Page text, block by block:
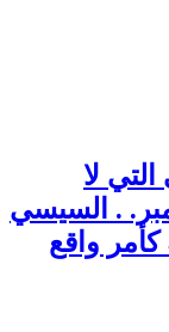
لا
28 ديسمبر. . السيسي
كأمر واقع